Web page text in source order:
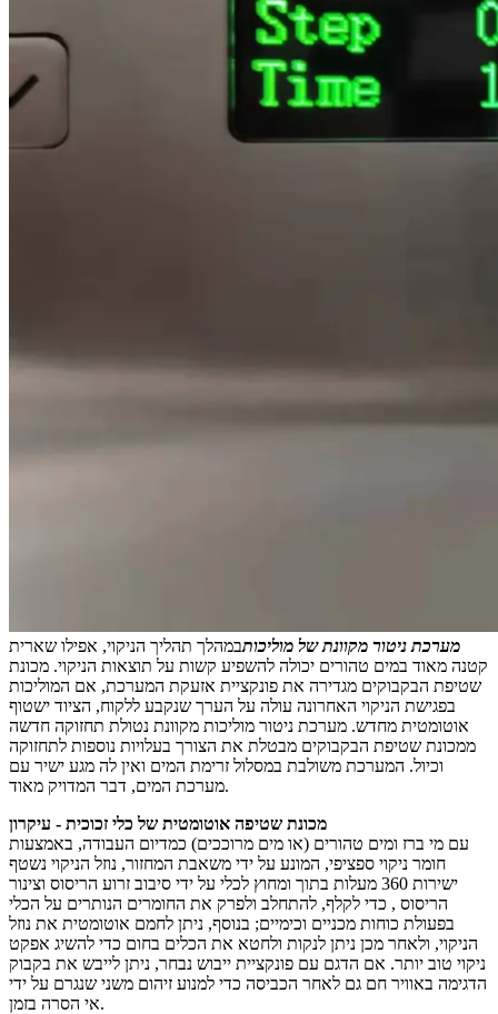
מערכת ניטור מקוונת של מוליכותבמהלך תהליך הניקוי, אפילו שארית
קטנה מאוד במים טהורים יכולה להשפיע קשות על תוצאות הניקוי. מכונת
שטיפת הבקבוקים מגדירה את פונקציית אזעקת המערכת, אם המוליכות
בפגישת הניקוי האחרונה עולה על הערך שנקבע ללקוח, הציוד ישטוף
אוטומטית מחדש. מערכת ניטור מוליכות מקוונת נטולת תחזוקה חדשה
ממכונת שטיפת הבקבוקים מבטלת את הצורך בעלויות נוספות לתחזוקה
וכיול. המערכת משולבת במסלול זרימת המים ואין לה מגע ישיר עם
מערכת המים, דבר המדויק מאוד.
מכונת שטיפה אוטומטית של כלי זכוכית - עיקרון
עם מי ברז ומים טהורים (או מים מרוככים) כמדיום העבודה, באמצעות
חומר ניקוי ספציפי, המונע על ידי משאבת המחזור, נוזל הניקוי נשטף
ישירות 360 מעלות בתוך ומחוץ לכלי על ידי סיבוב זרוע הריסוס וצינור
הריסוס , כדי לקלף, להתחלב ולפרק את החומרים הנותרים על הכלי
בפעולת כוחות מכניים וכימיים; בנוסף, ניתן לחמם אוטומטית את נוזל
הניקוי, ולאחר מכן ניתן לנקות ולחטא את הכלים בחום כדי להשיג אפקט
ניקוי טוב יותר. אם הדגם עם פונקציית ייבוש נבחר, ניתן לייבש את בקבוק
הדגימה באוויר חם גם לאחר הכביסה כדי למנוע זיהום משני שנגרם על ידי
אי הסרה בזמן.